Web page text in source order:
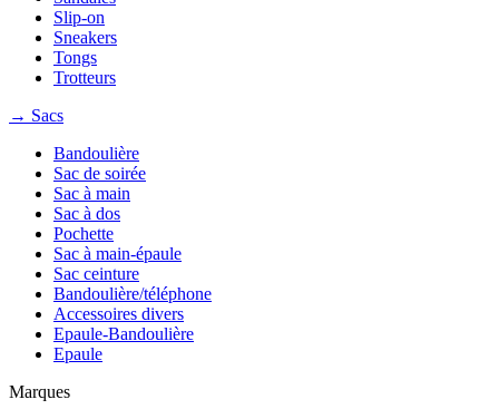
Slip-on
Sneakers
Tongs
Trotteurs
→ Sacs
Bandoulière
Sac de soirée
Sac à main
Sac à dos
Pochette
Sac à main-épaule
Sac ceinture
Bandoulière/téléphone
Accessoires divers
Epaule-Bandoulière
Epaule
Marques